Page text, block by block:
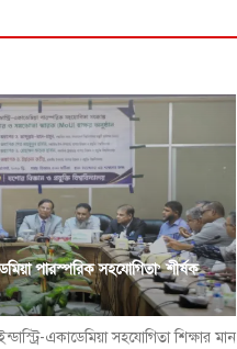
পারস্পরিক সহযোগিতা’ শীর্ষক
একাডেমিয়া সহযোগিতা শিক্ষার মান